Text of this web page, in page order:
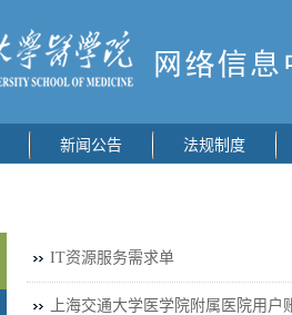
新闻公告 法规制度
IT资源服务需求单
上海交通大学医学院附属医院用户